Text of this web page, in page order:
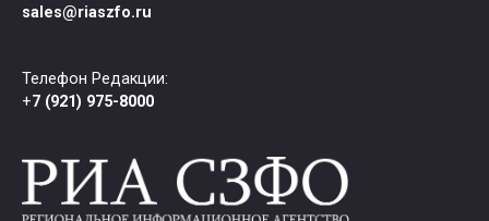
sales@riaszfo.ru
Телефон Редакции:
+7 (921) 975-8000